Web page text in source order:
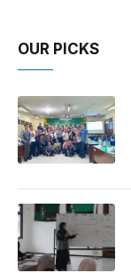
OUR PICKS